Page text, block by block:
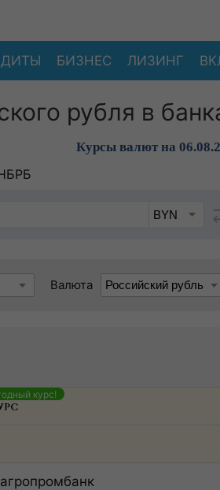
БИЗНЕС ЛИЗИНГ
рубля в
Курсы валют на
Валюта
курс!